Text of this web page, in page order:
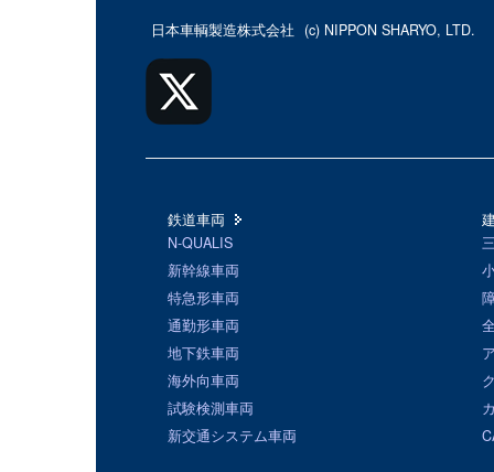
日本車輌製造株式会社 (c) NIPPON SHARYO, LTD.
鉄道車両
N-QUALIS
新幹線車両
特急形車両
通勤形車両
地下鉄車両
海外向車両
試験検測車両
新交通システム車両